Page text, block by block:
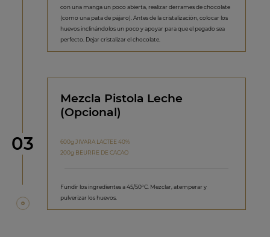
con una manga un poco abierta, realizar derrames de chocolate
(como una pata de pájaro). Antes de la cristalización, colocar los
huevos inclinándolos un poco y apoyar para que el pegado sea
perfecto. Dejar cristalizar el chocolate.
Paso
03
Mezcla Pistola Leche
(Opcional)
600g JIVARA LACTEE 40%
200g BEURRE DE CACAO
Fundir los ingredientes a 45/50°C. Mezclar, atemperar y
pulverizar los huevos.